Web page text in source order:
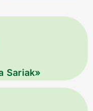
Sariak»